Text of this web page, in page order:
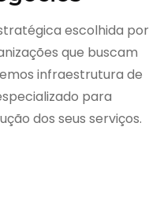
escolhida por
que buscam
infraestrutura de
para
dos seus serviços.